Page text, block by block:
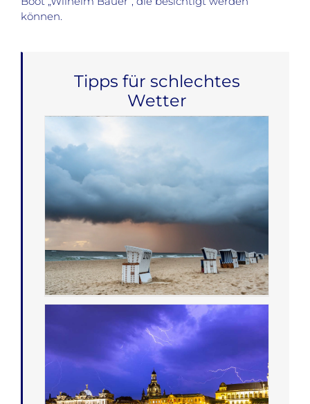
können.
Tipps für schlechtes
Wetter